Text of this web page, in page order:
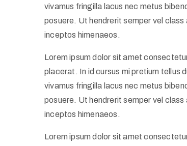
vivamus fringilla lacus nec metus
posuere. Ut hendrerit semper vel
inceptos himenaeos.
Lorem ipsum dolor sit amet
placerat. In id cursus mi pretium tellus
vivamus fringilla lacus nec metus
posuere. Ut hendrerit semper vel
inceptos himenaeos.
Lorem ipsum dolor sit amet